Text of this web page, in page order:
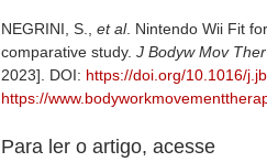
NEGRINI, S., et al. Nintendo Wii Fit
comparative study. J Bodyw Mov Ther
2023]. DOI: https://doi.org/10.1016/
https://
Para ler o artigo, acesse